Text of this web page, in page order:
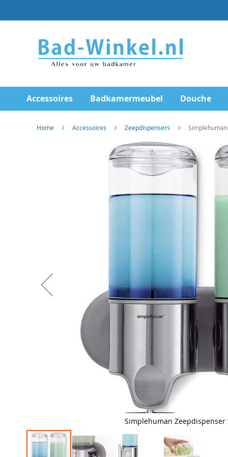
direct
naar
inhoud
Accessoires Badkamermeubel Douche
Home Accessoires Zeepdispensers
Simplehuman Zeepdispenser